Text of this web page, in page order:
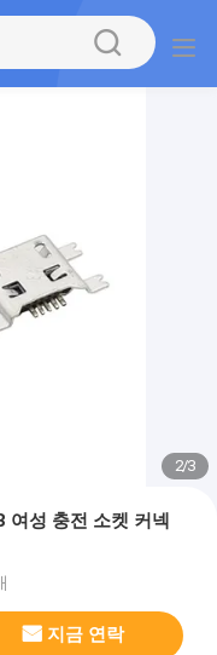
2/3
여성 충전 소켓 커넥
지금 연락